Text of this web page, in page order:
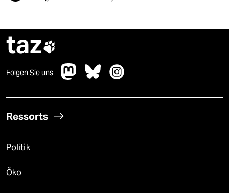
taz
Folgen Sie uns
Ressorts
Politik
Öko